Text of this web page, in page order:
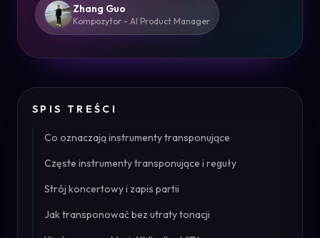
Zhang Guo
Kompozytor - AI Product Manager
SPIS TREŚCI
Co oznaczają instrumenty transponujące
Częste instrumenty transponujące i reguły
Strój koncertowy i zapis partii
Jak transponować bez utraty tonacji